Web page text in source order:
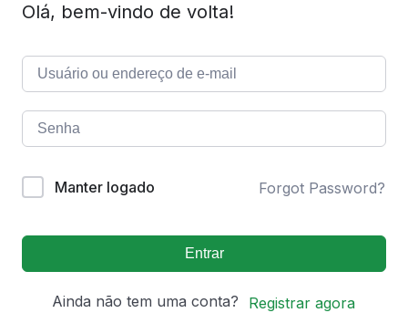
Olá, bem-vindo de volta!
Manter logado Forgot Password?
Entrar
Ainda não tem uma conta? Registrar agora